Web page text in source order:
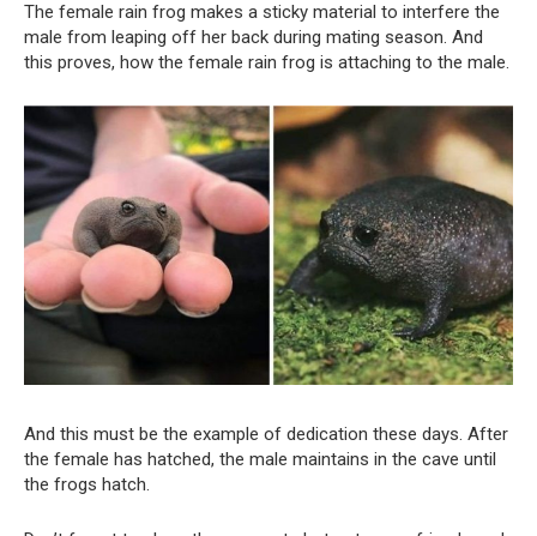
The female rain frog makes a sticky material to interfere the
male from leaping off her back during mating season. And
this proves, how the female rain frog is attaching to the male.
And this must be the example of dedication these days. After
the female has hatched, the male maintains in the cave until
the frogs hatch.